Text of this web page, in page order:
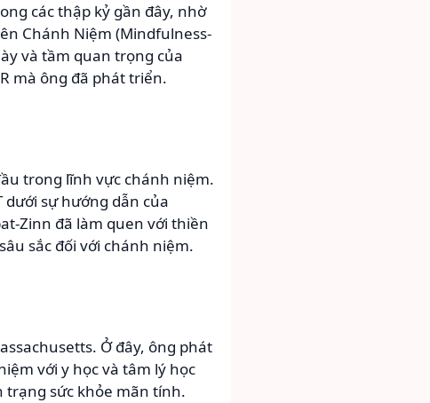
các thập kỷ gần đây, nhờ
Chánh Niệm (Mindfulness-
và tầm quan trọng của
mà ông đã phát triển.
trong lĩnh vực chánh niệm.
sự hướng dẫn của
Zinn đã làm quen với thiền
sắc đối với chánh niệm.
Ở đây, ông phát
với y học và tâm lý học
trạng sức khỏe mãn tính.